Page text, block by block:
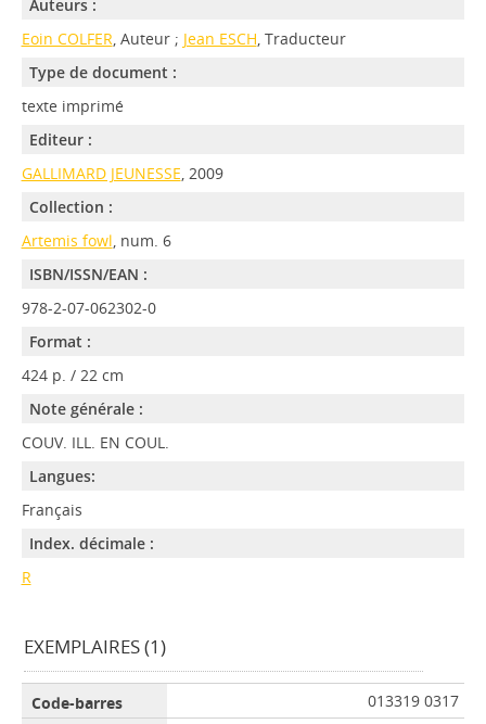
Auteurs :
Eoin COLFER, Auteur ; Jean ESCH, Traducteur
Type de document :
texte imprimé
Editeur :
GALLIMARD JEUNESSE, 2009
Collection :
Artemis fowl, num. 6
ISBN/ISSN/EAN :
978-2-07-062302-0
Format :
424 p. / 22 cm
Note générale :
COUV. ILL. EN COUL.
Langues:
Français
Index. décimale :
R
EXEMPLAIRES (1)
013319 0317